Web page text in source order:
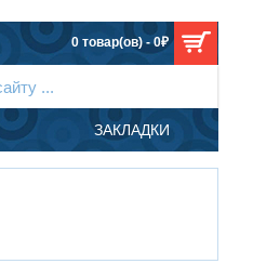
0 товар(ов) - 0₽
ЗАКЛАДКИ